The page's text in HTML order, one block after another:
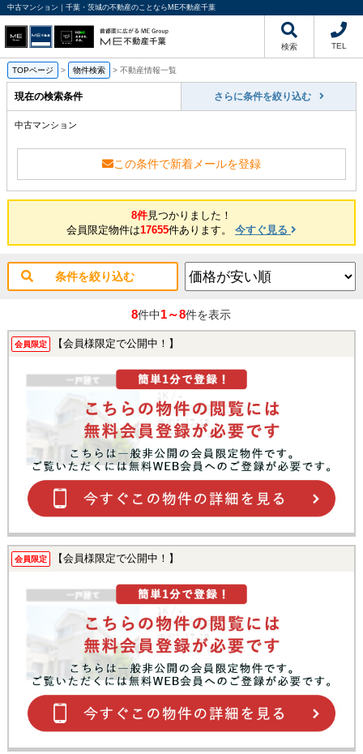
中古マンション｜千葉・茨城の不動産のことならME不動産千葉
検索 TEL
TOPページ > 物件検索 > 不動産情報一覧
現在の検索条件 さらに条件を絞り込む
中古マンション
この条件で新着メールを登録
8件見つかりました！
会員限定物件は17655件あります。 今すぐ見る
条件を絞り込む
8件中1～8件を表示
会員限定 【会員様限定で公開中！】
会員限定 【会員様限定で公開中！】